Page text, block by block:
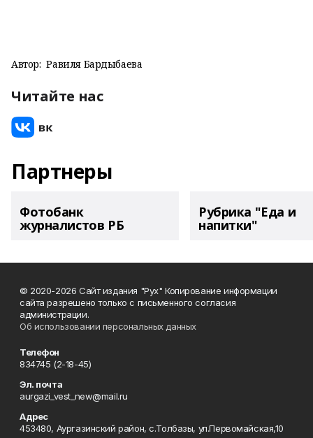
Автор: Равиля Бардыбаева
Читайте нас
Партнеры
Фотобанк
журналистов РБ
Рубрика "Еда и
напитки"
© 2020-2026 Сайт издания "Рух" Копирование информации
сайта разрешено только с письменного согласия
администрации.
Об использовании персональных данных
Телефон
834745 (2-18-45)
Эл. почта
aurgazi_vest_new@mail.ru
Адрес
453480, Аургазинский район, с.Толбазы, ул.Первомайская,10